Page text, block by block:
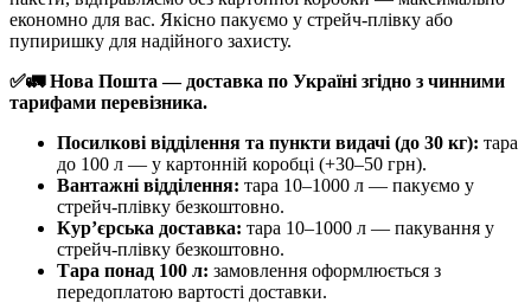
економно для вас. Якісно пакуємо у стрейч-плівку або
пупиришку для надійного захисту.
✅🚛 Нова Пошта — доставка по Україні згідно з чинними
тарифами перевізника.
Посилкові відділення та пункти видачі (до 30 кг): тара
до 100 л — у картонній коробці (+30–50 грн).
Вантажні відділення: тара 10–1000 л — пакуємо у
стрейч-плівку безкоштовно.
Кур’єрська доставка: тара 10–1000 л — пакування у
стрейч-плівку безкоштовно.
Тара понад 100 л: замовлення оформлюється з
передоплатою вартості доставки.